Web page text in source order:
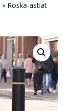
» Roska-astiat